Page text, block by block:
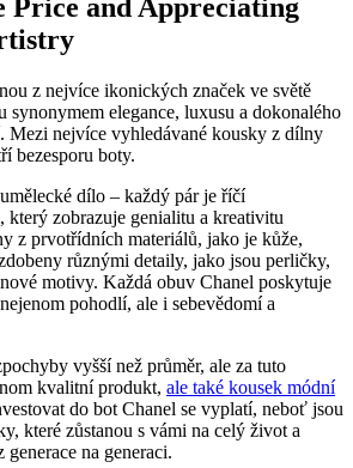
Price and Appreciating
z nejvíce ⁤ikonických ⁤značek ve světě
⁤synonymem elegance,‌ luxusu a dokonalého
Mezi nejvíce vyhledávané⁢ kousky z dílny
bezesporu boty.
⁢dílo – každý⁤ pár je říčí
který zobrazuje‍ genialitu a kreativitu
z‍ prvotřídních materiálů, jako je kůže,
různými detaily, ‌jako jsou ⁣perličky,
motivy. Každá‍ obuv Chanel poskytuje
​pohodlí,​ ale i sebevědomí a
vyšší než průměr, ale ⁢za tuto
kvalitní produkt, ale také⁤ kousek módní
do bot Chanel se vyplatí, neboť jsou
které zůstanou s vámi na celý život a
na generaci.